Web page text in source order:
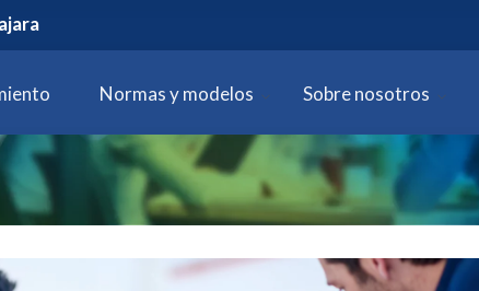
Normas y modelos Sobre nosotros